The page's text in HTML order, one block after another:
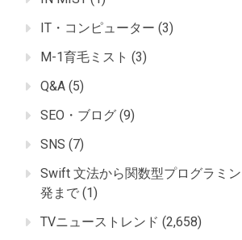
IT・コンピューター (3)
M-1育毛ミスト (3)
Q&A (5)
SEO・ブログ (9)
SNS (7)
Swift 文法から関数型プログラミ
発まで (1)
TVニューストレンド (2,658)